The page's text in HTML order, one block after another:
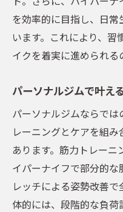
を効率的に目指し、日
います。これにより、習
イクを着実に進められる
パーソナルジムで叶え
パーソナルジムならで
レーニングとケアを組
あります。筋力トレー
イパーナイフで部分的
レッチによる姿勢改善
体的には、段階的な負